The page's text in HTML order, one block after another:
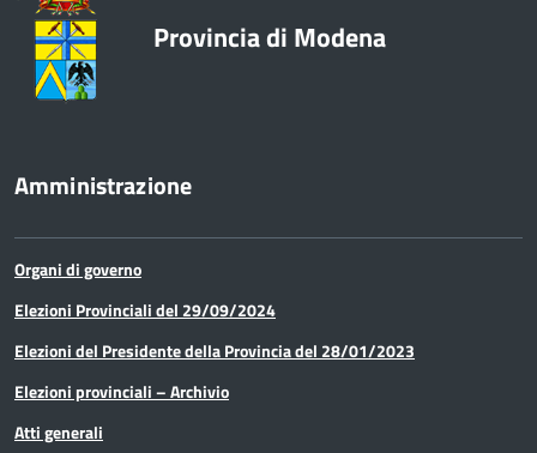
Provincia di Modena
Amministrazione
Organi di governo
Elezioni Provinciali del 29/09/2024
Elezioni del Presidente della Provincia del 28/01/2023
Elezioni provinciali – Archivio
Atti generali